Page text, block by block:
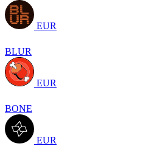
EUR
BLUR
EUR
BONE
EUR